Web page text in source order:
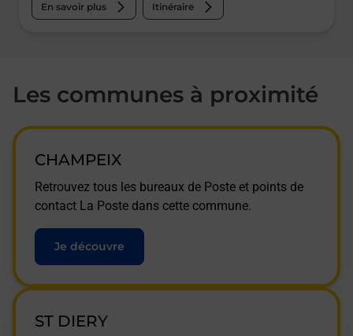
En savoir plus Itinéraire
Les communes à proximité
CHAMPEIX
Retrouvez tous les bureaux de Poste et points de
contact La Poste dans cette commune.
Je découvre
ST DIERY